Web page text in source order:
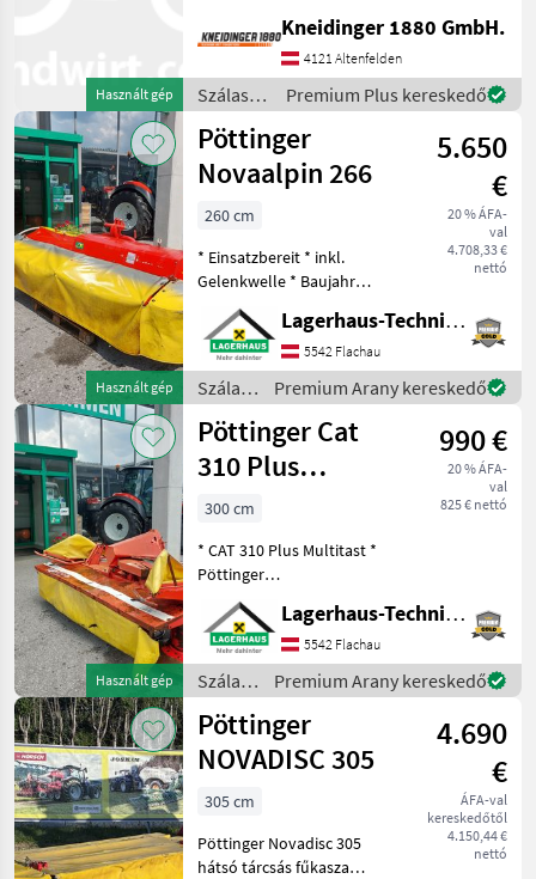
Használt gép
Tárcsák, Bozótvágó, :
Szálastakarmány
betakarítók Kasza
Kneidinger 1880 GmbH.
4121 Altenfelden
Szálastakarmány
betakarítók
/
Pöttinger
Premium Plus kereskedő
Használt gép
Pöttinger
Novaalpin 266
5.650
€
20 % ÁFA-
val
4.708,33 €
nettó
260 cm
* Einsatzbereit * inkl.
Gelenkwelle * Baujahr
unbekannt Wir bitten
telefonisch oder per Mail
Ihren Besuch
bekanntzugeben, um
ausreichend Zeit für die
Beratung u
Lagerhaus-Technik Flachau
5542 Flachau
Szálastakarmány
betakarítók
/
Pöttinger
Premium Arany kereskedő
Használt gép
Pöttinger Cat
310 Plus
Multitast
Frontmähwerk
990 €
20 % ÁFA-
val
825 € nettó
300 cm
* CAT 310 Plus Multitast *
Pöttinger
Trommelmähwerk mit
Multitast Anbaubock. * wird
als Defekt verkauft *
Baujahr unbekannt Wir
bitten telefonisch oder per
M
Lagerhaus-Technik Flachau
5542 Flachau
Szálastakarmány
betakarítók
/
Pöttinger
Premium Arany kereskedő
Pöttinger
NOVADISC 305
4.690
€
ÁFA-val
kereskedőtől
4.150,44 €
nettó
305 cm
Pöttinger Novadisc 305
hátsó tárcsás fűkasza